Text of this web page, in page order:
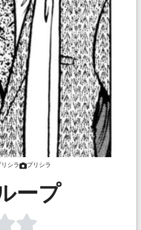
リシラ プリシラ
ープ